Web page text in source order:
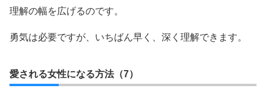
理解の幅を広げるのです。
勇気は必要ですが、いちばん早く、深く理解できます。
愛される女性になる方法（7）